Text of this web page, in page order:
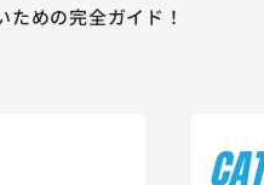
ための完全ガイド！